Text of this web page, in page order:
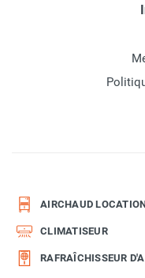
AIRCHAUD
CLIMATISEUR
RAFRAÎCHISSEUR